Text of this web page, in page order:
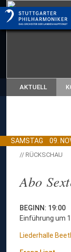
AKTUELL
SAMSTAG 09.
// RÜCKSCHAU
Abo
BEGINN: 19:00
Einführung um
Liederhalle